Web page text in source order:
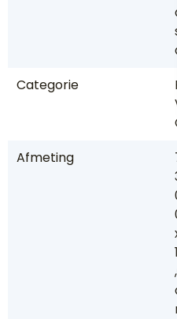
Categorie
Afmeting